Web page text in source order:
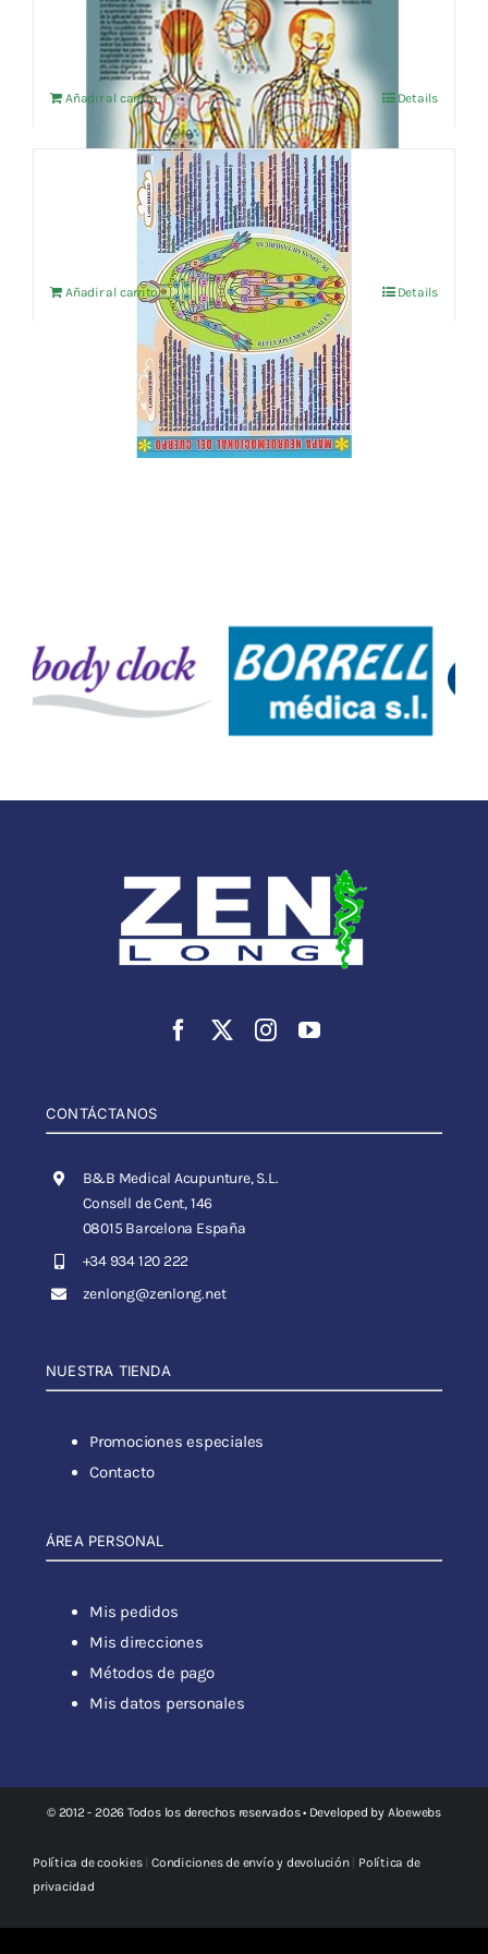
IVA no incluído
Añadir al carrito Details
MAPA NEUROEMOCIONAL DEL CUERPO
IVA no incluído
Añadir al carrito Details
CONTÁCTANOS
B&B Medical Acupunture, S.L.
Consell de Cent, 146
08015 Barcelona España
+34 934 120 222
zenlong@zenlong.net
NUESTRA TIENDA
Promociones especiales
Contacto
ÁREA PERSONAL
Mis pedidos
Mis direcciones
Métodos de pago
Mis datos personales
© 2012 - 2026 Todos los derechos reservados • Developed by Aloewebs
Política de cookies|Condiciones de envío y devolución| Política de
privacidad